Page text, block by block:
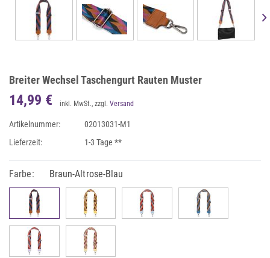
Breiter Wechsel Taschengurt Rauten Muster
14,99 € inkl. MwSt., zzgl. Versand
Artikelnummer:
02013031-M1
Lieferzeit:
1-3 Tage **
Farbe: Braun-Altrose-Blau